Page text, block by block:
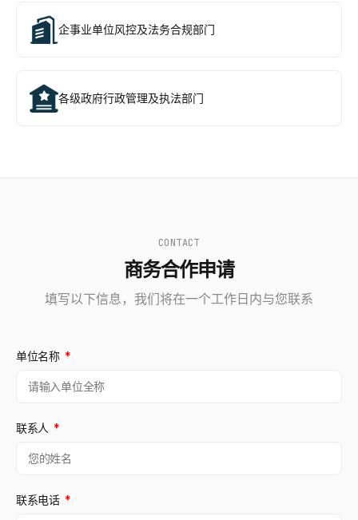
企事业单位风控及法务合规部门
各级政府行政管理及执法部门
CONTACT
商务合作申请
填写以下信息，我们将在一个工作日内与您联系
单位名称 *
联系人 *
联系电话 *